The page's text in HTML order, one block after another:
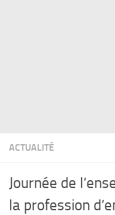
ACTUALITÉ
Journée de
la profession